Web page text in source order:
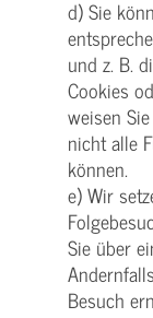
d) Sie
und z. B.
Cookies
weisen
nicht alle
können.
e) Wir
Sie über
Besuch